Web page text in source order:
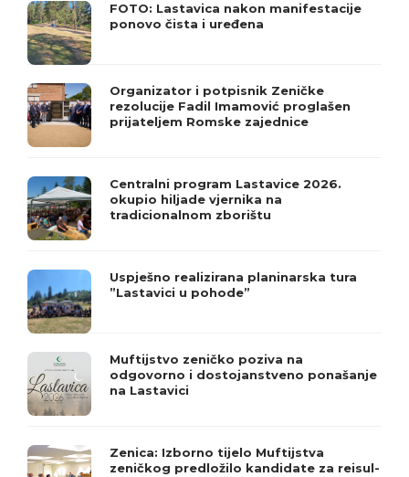
FOTO: Lastavica nakon manifestacije
ponovo čista i uređena
Organizator i potpisnik Zeničke
rezolucije Fadil Imamović proglašen
prijateljem Romske zajednice
Centralni program Lastavice 2026.
okupio hiljade vjernika na
tradicionalnom zborištu
Uspješno realizirana planinarska tura
”Lastavici u pohode”
Muftijstvo zeničko poziva na
odgovorno i dostojanstveno ponašanje
na Lastavici
Zenica: Izborno tijelo Muftijstva
zeničkog predložilo kandidate za reisul-